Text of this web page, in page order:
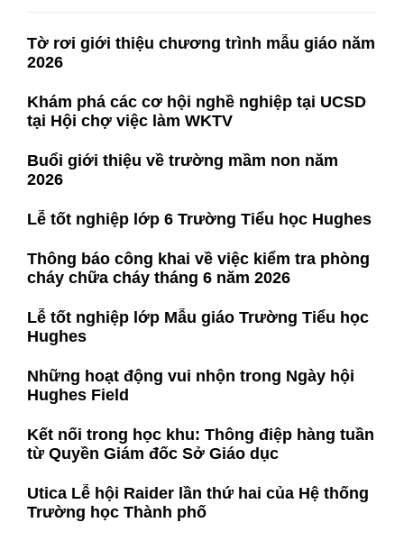
Tờ rơi giới thiệu chương trình mẫu giáo năm
2026
Khám phá các cơ hội nghề nghiệp tại UCSD
tại Hội chợ việc làm WKTV
Buổi giới thiệu về trường mầm non năm
2026
Lễ tốt nghiệp lớp 6 Trường Tiểu học Hughes
Thông báo công khai về việc kiểm tra phòng
cháy chữa cháy tháng 6 năm 2026
Lễ tốt nghiệp lớp Mẫu giáo Trường Tiểu học
Hughes
Những hoạt động vui nhộn trong Ngày hội
Hughes Field
Kết nối trong học khu: Thông điệp hàng tuần
từ Quyền Giám đốc Sở Giáo dục
Utica Lễ hội Raider lần thứ hai của Hệ thống
Trường học Thành phố